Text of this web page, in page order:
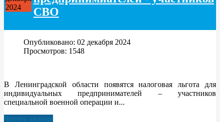
2024
СВО
Опубликовано: 02 декабря 2024
Просмотров: 1548
В Ленинградской области появятся налоговая льгота для
индивидуальных предпринимателей – участников
специальной военной операции и...
Читать дальше